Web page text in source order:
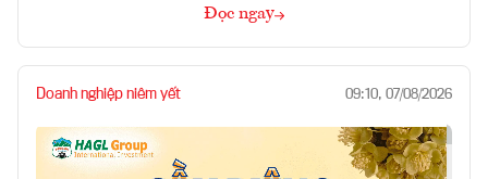
Đọc ngay
Doanh nghiệp niêm yết 09:10, 07/08/2026